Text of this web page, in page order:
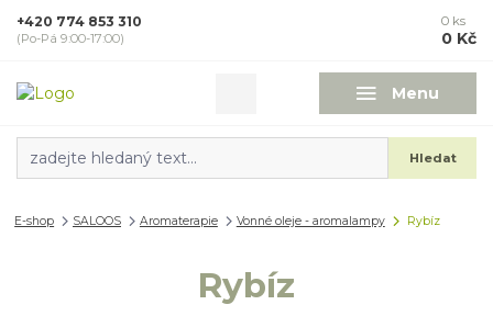
Menu
Hledat
+420 774 853 310
(Po-Pá 9:00-17:00)
0 ks
0 Kč
E-shop SALOOS Aromaterapie Vonné oleje - aromalampy Rybíz
Rybíz